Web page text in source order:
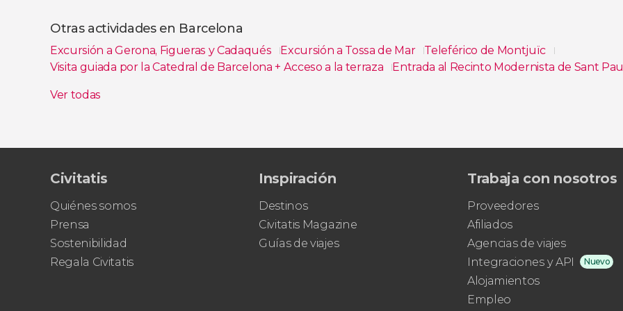
Otras actividades en Barcelona
Excursión a Gerona, Figueras y Cadaqués Excursión a Tossa de Mar
Teleférico de Montjuïc
Visita guiada por la Catedral de Barcelona + Acceso a la terraza
Entrada al Recinto Modernista de Sant Pau
Ver todas
Civitatis
Quiénes somos
Prensa
Sostenibilidad
Regala Civitatis
Inspiración
Destinos
Civitatis Magazine
Guías de viajes
Trabaja con nosotros
Proveedores
Afiliados
Agencias de viajes
Integraciones y API
Nuevo
Alojamientos
Empleo